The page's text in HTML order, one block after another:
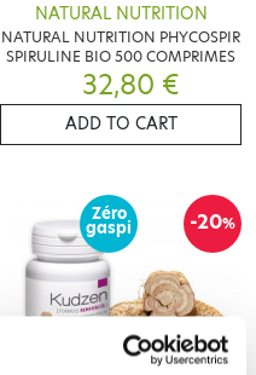
NATURAL NUTRITION
NATURAL NUTRITION PHYCOSPIR
SPIRULINE BIO 500 COMPRIMES
32,80 €
ADD TO CART
-20%
Zéro
gaspi